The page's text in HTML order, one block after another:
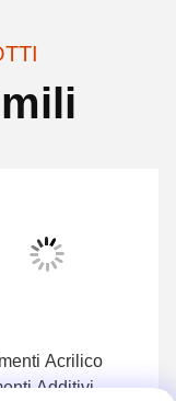
Acrilico
Additivi